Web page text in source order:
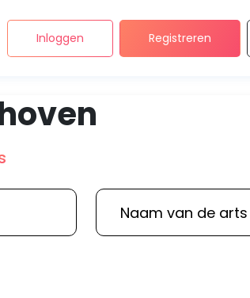
Inloggen Registreren